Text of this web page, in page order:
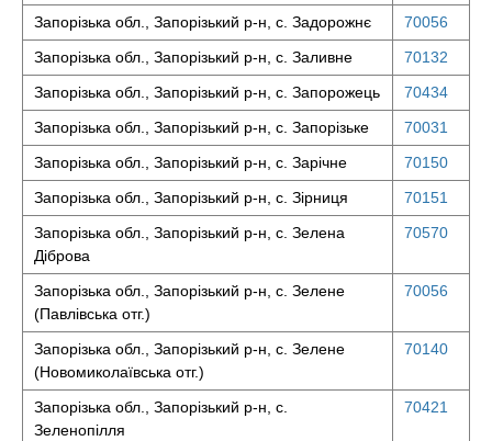
Запорізька обл., Запорізький р-н, с. Задорожнє
70056
Запорізька обл., Запорізький р-н, с. Заливне
70132
Запорізька обл., Запорізький р-н, с. Запорожець
70434
Запорізька обл., Запорізький р-н, с. Запорізьке
70031
Запорізька обл., Запорізький р-н, с. Зарічне
70150
Запорізька обл., Запорізький р-н, с. Зірниця
70151
Запорізька обл., Запорізький р-н, с. Зелена
Діброва
70570
Запорізька обл., Запорізький р-н, с. Зелене
(Павлівська отг.)
70056
Запорізька обл., Запорізький р-н, с. Зелене
(Новомиколаївська отг.)
70140
Запорізька обл., Запорізький р-н, с.
Зеленопілля
70421